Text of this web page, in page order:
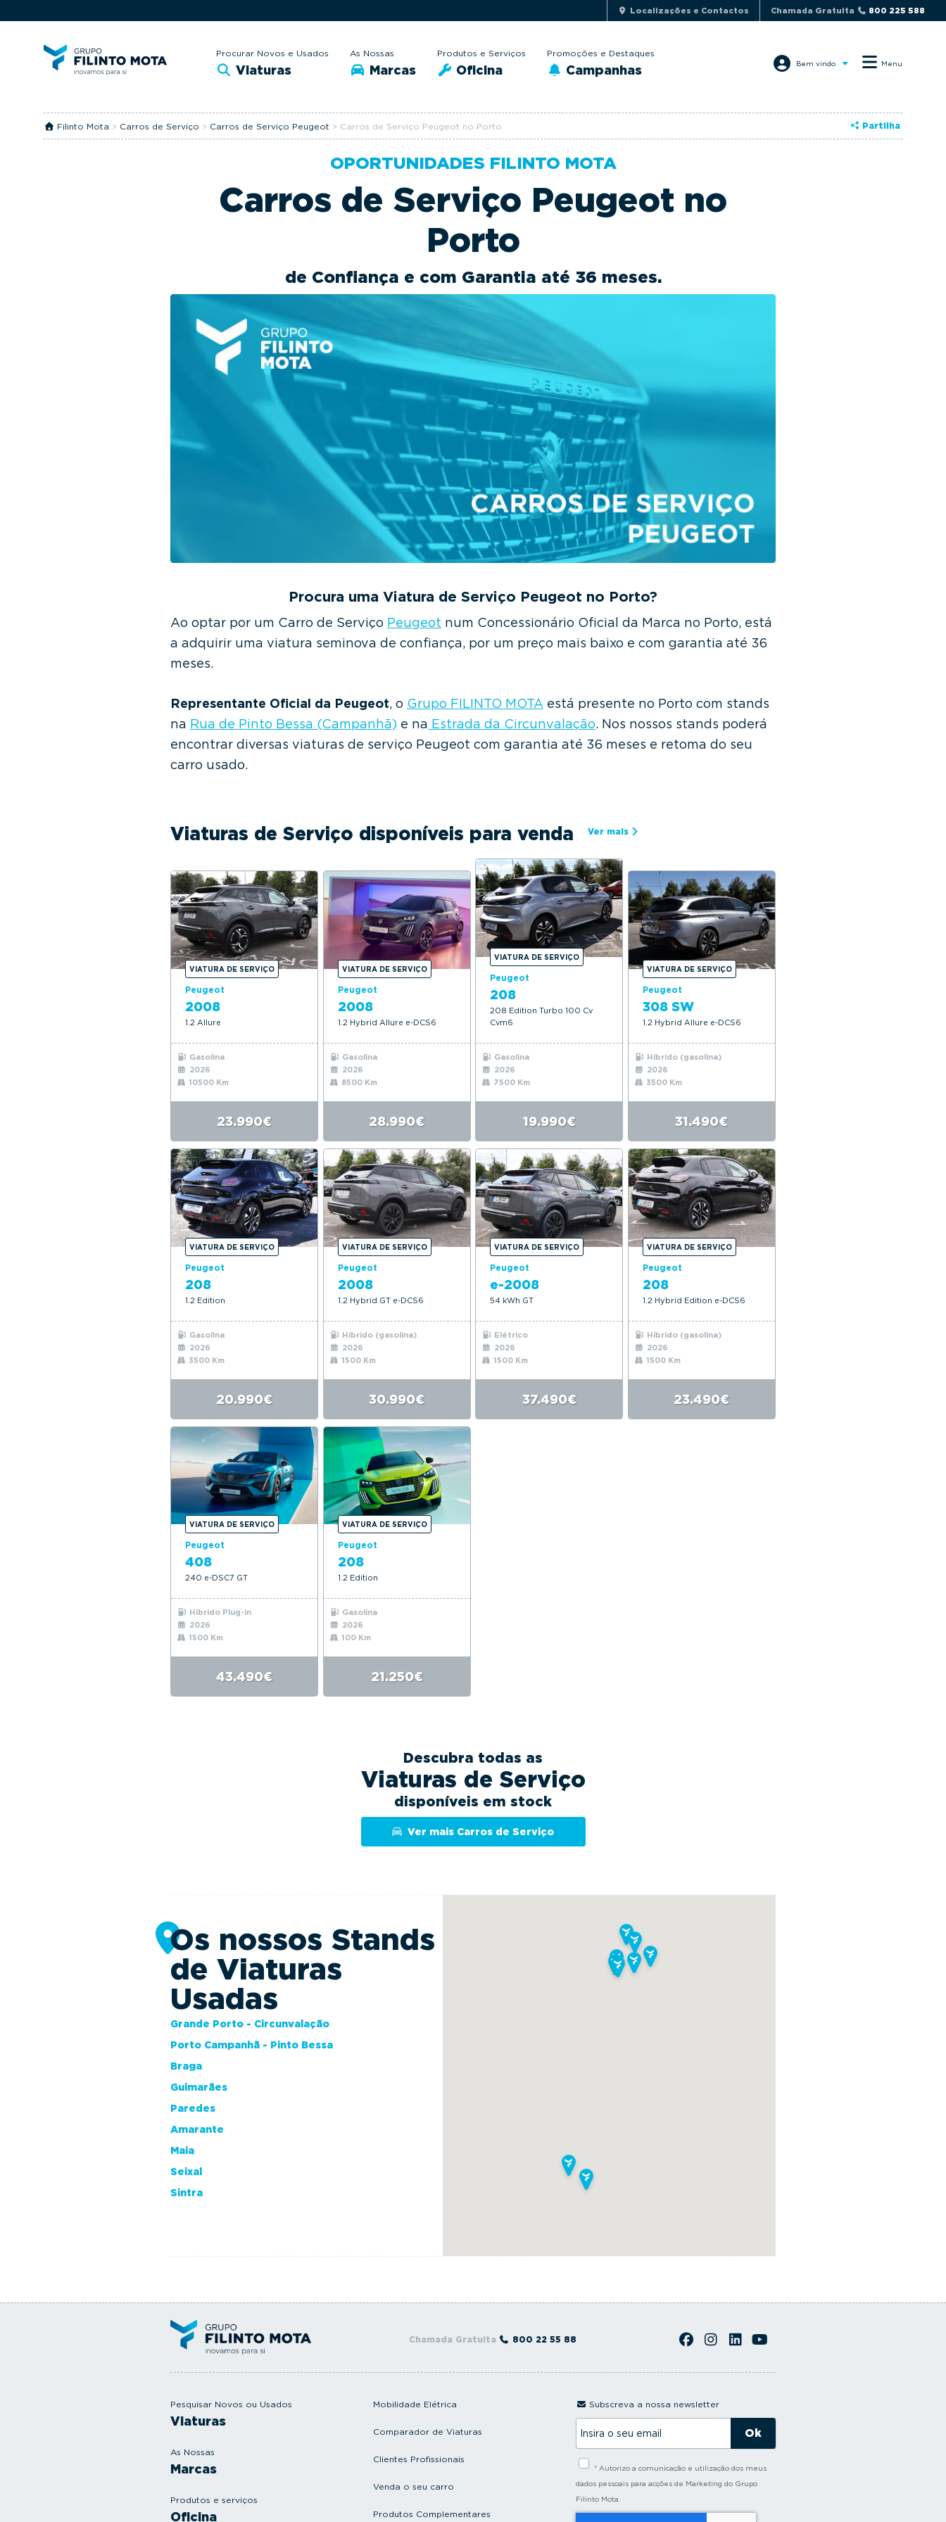
Localizações e Contactos Chamada Gratuita 800 225 588
Procurar Novos e Usados
Viaturas
As Nossas
Marcas
Produtos e Serviços
Oficina
Promoções e Destaques
Campanhas Bem vindo Menu
Partilha
Filinto Mota > Carros de Serviço > Carros de Serviço Peugeot > Carros de Serviço Peugeot no Porto
OPORTUNIDADES FILINTO MOTA
Carros de Serviço Peugeot no
Porto
de Confiança e com Garantia até 36 meses.
Procura uma Viatura de Serviço Peugeot no Porto?
Ao optar por um Carro de Serviço Peugeot num Concessionário Oficial da Marca no Porto, está
a adquirir uma viatura seminova de confiança, por um preço mais baixo e com garantia até 36
meses.
Representante Oficial da Peugeot, o Grupo FILINTO MOTA está presente no Porto com stands
na Rua de Pinto Bessa (Campanhã) e na Estrada da Circunvalação. Nos nossos stands poderá
encontrar diversas viaturas de serviço Peugeot com garantia até 36 meses e retoma do seu
carro usado.
Viaturas de Serviço disponíveis para venda Ver mais
VIATURA DE SERVIÇO
Peugeot
2008
1.2 Allure
Gasolina
2026
10500 Km
23.990€
VIATURA DE SERVIÇO
Peugeot
2008
1.2 Hybrid Allure e-DCS6
Gasolina
2026
8500 Km
28.990€
VIATURA DE SERVIÇO
Peugeot
208
208 Edition Turbo 100 Cv
Cvm6
Gasolina
2026
7500 Km
19.990€
VIATURA DE SERVIÇO
Peugeot
308 SW
1.2 Hybrid Allure e-DCS6
Híbrido (gasolina)
2026
3500 Km
31.490€
VIATURA DE SERVIÇO
Peugeot
208
1.2 Edition
Gasolina
2026
3500 Km
20.990€
VIATURA DE SERVIÇO
Peugeot
2008
1.2 Hybrid GT e-DCS6
Híbrido (gasolina)
2026
1500 Km
30.990€
VIATURA DE SERVIÇO
Peugeot
e-2008
54 kWh GT
Elétrico
2026
1500 Km
37.490€
VIATURA DE SERVIÇO
Peugeot
208
1.2 Hybrid Edition e-DCS6
Híbrido (gasolina)
2026
1500 Km
23.490€
VIATURA DE SERVIÇO
Peugeot
408
240 e-DSC7 GT
Híbrido Plug-in
2026
1500 Km
43.490€
VIATURA DE SERVIÇO
Peugeot
208
1.2 Edition
Gasolina
2026
100 Km
21.250€
Descubra todas as
Viaturas de Serviço
disponíveis em stock
Ver mais Carros de Serviço
Os nossos Stands
de Viaturas
Usadas
Grande Porto - Circunvalação
Porto Campanhã - Pinto Bessa
Braga
Guimarães
Paredes
Amarante
Maia
Seixal
Sintra
Chamada Gratuita 800 22 55 88
Pesquisar Novos ou Usados
Viaturas
As Nossas
Marcas
Produtos e serviços
Oficina
Mobilidade Elétrica
Comparador de Viaturas
Clientes Profissionais
Venda o seu carro
Produtos Complementares
Subscreva a nossa newsletter
n
s
r
a
s
e
* Autorizo a comunicação e utilização dos meus
dados pessoais para acções de Marketing do Grupo
Filinto Mota.